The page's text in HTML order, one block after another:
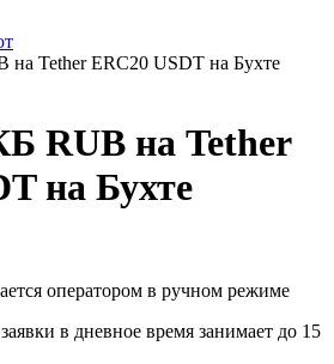
Tether ERC20 USDT на Бухте
RUB на Tether
на Бухте
оператором в ручном режиме
в дневное время занимает до 15